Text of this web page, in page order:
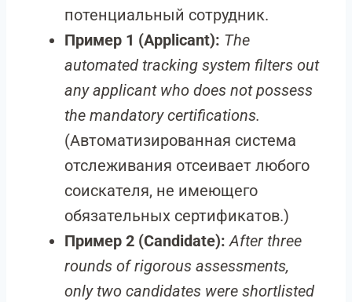
потенциальный сотрудник.
Пример 1 (Applicant): The
automated tracking system filters out
any applicant who does not possess
the mandatory certifications.
(Автоматизированная система
отслеживания отсеивает любого
соискателя, не имеющего
обязательных сертификатов.)
Пример 2 (Candidate): After three
rounds of rigorous assessments,
only two candidates were shortlisted